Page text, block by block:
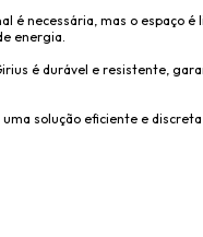
é necessária, mas o
energia.
é durável e resistente,
solução eficiente e